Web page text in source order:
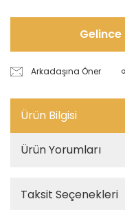
Gelince
Arkadaşına Öner
Ürün Bilgisi
Ürün Yorumları
Taksit Seçenekleri